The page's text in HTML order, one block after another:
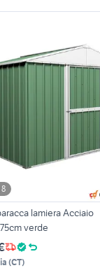
8
lamiera Acciaio
verde
(CT)